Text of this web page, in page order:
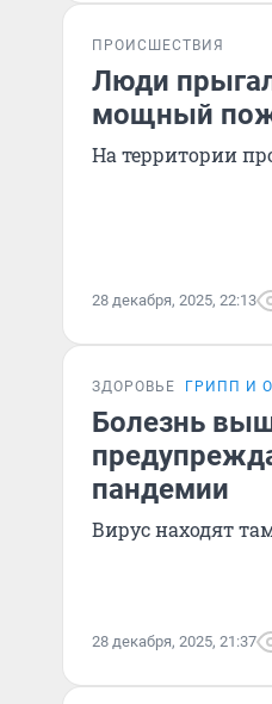
ПРОИСШЕСТВИЯ
Люди
мощный
На территории
28 декабря, 2025, 22:13
ЗДОРОВЬЕ ГРИПП И
Болезнь
пандемии
Вирус находят
28 декабря, 2025, 21:37